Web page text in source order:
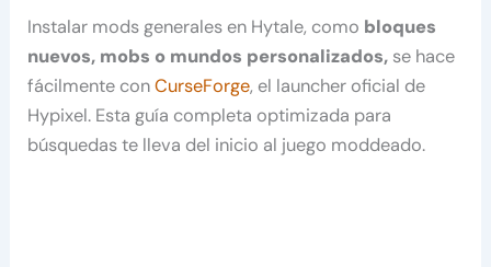
Instalar mods generales en Hytale, como bloques
nuevos, mobs o mundos personalizados, se hace
fácilmente conCurseForge, el launcher oficial de
Hypixel. Esta guía completa optimizada para
búsquedas te lleva del inicio al juego moddeado.